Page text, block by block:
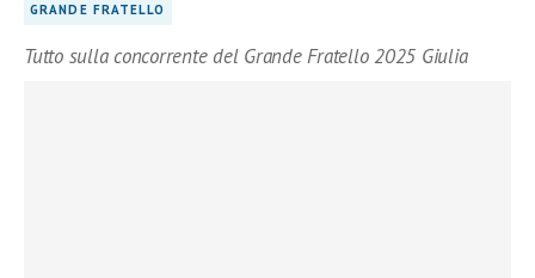
GRANDE FRATELLO
Tutto sulla concorrente del Grande Fratello 2025 Giulia